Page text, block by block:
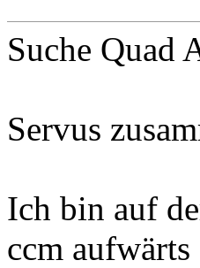
Suche Quad
Servus
Ich bin auf
ccm aufwärts